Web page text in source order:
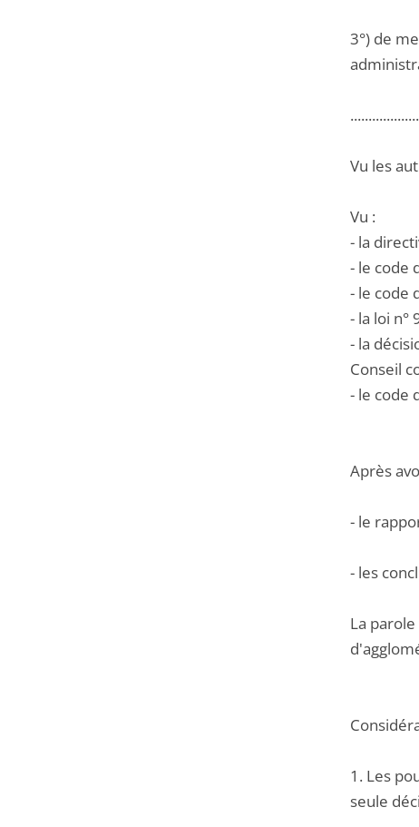
3°) de
Vu les
Vu :
- la
- le code
- le code
- la loi n°
- la
Conseil
- le code
Après
- le
- les
La
1. Les
seule